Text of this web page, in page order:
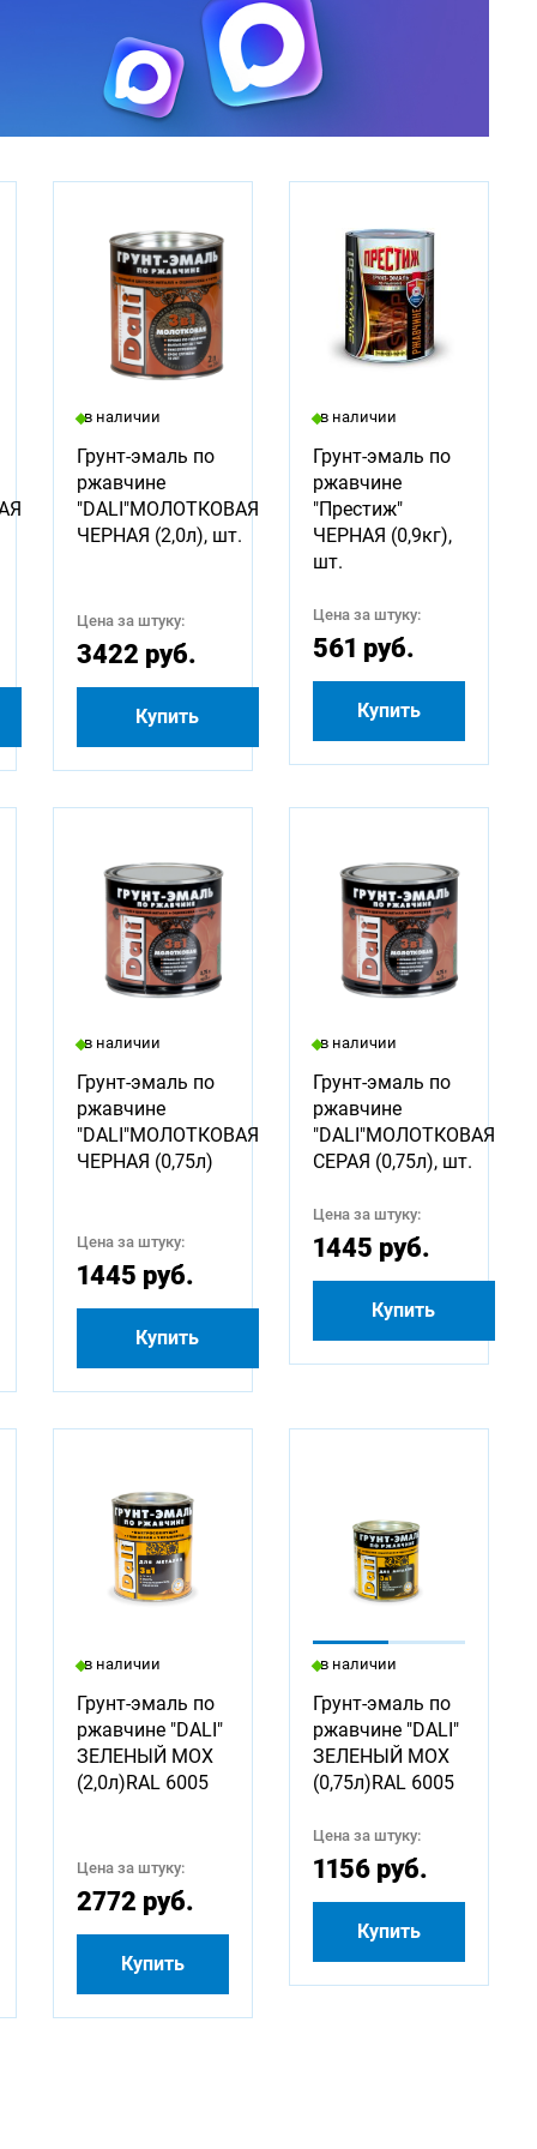
в наличии
Грунт-эмаль по
ржавчине
"DALI"МОЛОТКОВАЯ
ЧЕРНАЯ (2,0л), шт.
Цена за штуку:
3422 руб.
Купить
в наличии
Грунт-эмаль по
ржавчине
"Престиж"
ЧЕРНАЯ (0,9кг),
шт.
Цена за штуку:
561 руб.
Купить
в наличии
Грунт-эмаль по
ржавчине
"DALI"МОЛОТКОВАЯ
ЧЕРНАЯ (0,75л)
Цена за штуку:
1445 руб.
Купить
в наличии
Грунт-эмаль по
ржавчине
"DALI"МОЛОТКОВАЯ
СЕРАЯ (0,75л), шт.
Цена за штуку:
1445 руб.
Купить
в наличии
Грунт-эмаль по
ржавчине "DALI"
ЗЕЛЕНЫЙ МОХ
(2,0л)RAL 6005
Цена за штуку:
2772 руб.
Купить
в наличии
Грунт-эмаль по
ржавчине "DALI"
ЗЕЛЕНЫЙ МОХ
(0,75л)RAL 6005
Цена за штуку:
1156 руб.
Купить